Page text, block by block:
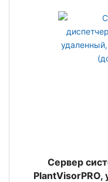
Сервер
PlantVisorPRO,